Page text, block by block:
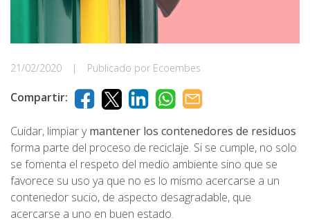
21/02/2020 | Publicado por Ecoembes
Compartir:
Cuidar, limpiar ymantener los contenedores de residuos
forma parte del proceso de reciclaje. Si se cumple, no solo
se fomenta el respeto del medio ambiente sino que se
favorece su uso ya que no es lo mismo acercarse a un
contenedor sucio, de aspecto desagradable, que
acercarse a uno en buen estado.